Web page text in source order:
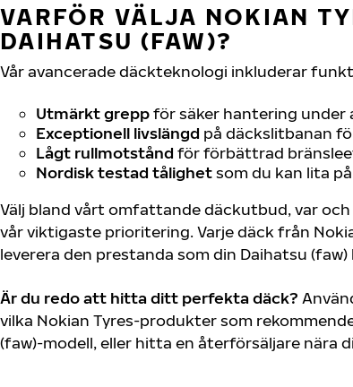
VARFÖR VÄLJA NOKIAN
DAIHATSU (FAW)?
Vår avancerade däckteknologi inkluderar
Utmärkt greppför säker hantering under
Exceptionell livslängd på däckslitbanan
Lågt rullmotstånd för förbättrad
Nordisk testad tålighetsom du kan lita på
Välj bland vårt omfattande däckutbud, var
vår viktigaste prioritering. Varje däck från
leverera den prestanda som din Daihatsu (faw)
Är du redo att hitta ditt perfekta däck?
vilka Nokian Tyres-produkter som
(faw)-modell, eller hitta en återförsäljare nära